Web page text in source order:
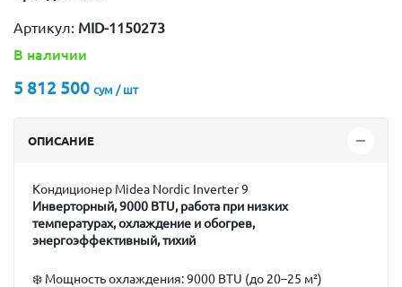
Артикул: MID-1150273
В наличии
5 812 500 сум / шт
ОПИСАНИЕ
Кондиционер Midea Nordic Inverter 9
Инверторный, 9000 BTU, работа при низких
температурах, охлаждение и обогрев,
энергоэффективный, тихий
❄️ Мощность охлаждения:9000 BTU (до 20–25 м²)